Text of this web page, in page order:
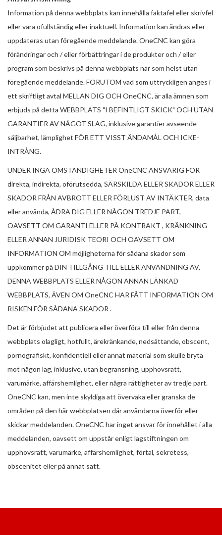
Information på denna webbplats kan innehålla faktafel eller skrivfel
eller vara ofullständig eller inaktuell. Information kan ändras eller
uppdateras utan föregående meddelande. OneCNC kan göra
förändringar och / eller förbättringar i de produkter och / eller
program som beskrivs på denna webbplats när som helst utan
föregående meddelande. FÖRUTOM vad som uttryckligen anges i
ett skriftligt avtal MELLAN DIG OCH OneCNC, är alla ämnen som
erbjuds på detta WEBBPLATS "I BEFINTLIGT SKICK" OCH UTAN
GARANTIER AV NÅGOT SLAG, inklusive garantier avseende
säljbarhet, lämplighet FÖR ETT VISST ÄNDAMÅL OCH ICKE-
INTRÅNG.
UNDER INGA OMSTÄNDIGHETER OneCNC ANSVARIG FÖR
direkta, indirekta, oförutsedda, SÄRSKILDA ELLER SKADOR ELLER
SKADOR FRÅN AVBROTT ELLER FÖRLUST AV INTÄKTER, data
eller använda, ÅDRA DIG ELLER NÅGON TREDJE PART,
OAVSETT OM GARANTI ELLER PÅ KONTRAKT , KRÄNKNING
ELLER ANNAN JURIDISK TEORI OCH OAVSETT OM
INFORMATION OM möjligheterna för sådana skador som
uppkommer på DIN TILLGÅNG TILL ELLER ANVÄNDNING AV,
DENNA WEBBPLATS ELLER NÅGON ANNAN LÄNKAD
WEBBPLATS, ÄVEN OM OneCNC HAR FÅTT INFORMATION OM
RISKEN FÖR SÅDANA SKADOR .
Det är förbjudet att publicera eller överföra till eller från denna
webbplats olagligt, hotfullt, ärekränkande, nedsättande, obscent,
pornografiskt, konfidentiell eller annat material som skulle bryta
mot någon lag, inklusive, utan begränsning, upphovsrätt,
varumärke, affärshemlighet, eller några rättigheter av tredje part.
OneCNC kan, men inte skyldiga att övervaka eller granska de
områden på den här webbplatsen där användarna överför eller
skickar meddelanden. OneCNC har inget ansvar för innehållet i alla
meddelanden, oavsett om uppstår enligt lagstiftningen om
upphovsrätt, varumärke, affärshemlighet, förtal, sekretess,
obscenitet eller på annat sätt.